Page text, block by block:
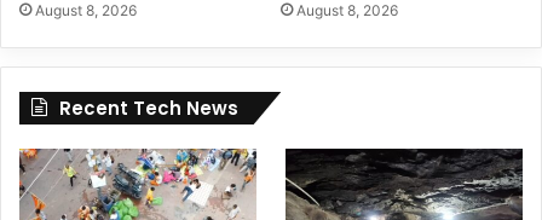
August 8, 2026 August 8, 2026
Recent Tech News